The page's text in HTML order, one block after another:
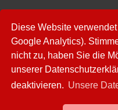
Diese Website
Google Analytics).
nicht zu, haben Sie die
unserer
deaktivieren. Unsere